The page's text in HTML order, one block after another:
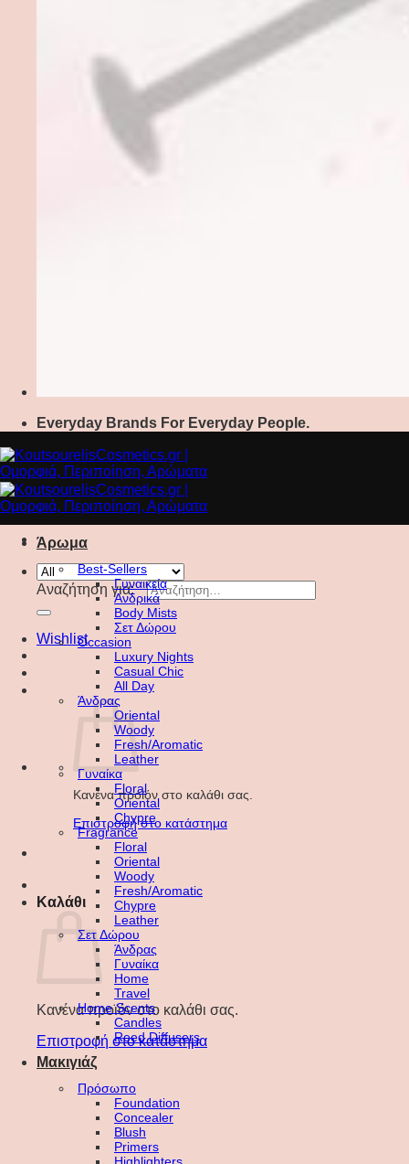
Everyday Brands For Everyday People.
Αναζήτηση για:
Wishlist
Κανένα προϊόν στο καλάθι σας.
Επιστροφή στο κατάστημα
Καλάθι
Κανένα προϊόν στο καλάθι σας.
Επιστροφή στο κατάστημα
Άρωμα
Best-Sellers
Γυναικεία
Ανδρικά
Body Mists
Σετ Δώρου
Occasion
Luxury Nights
Casual Chic
All Day
Άνδρας
Oriental
Woody
Fresh/Aromatic
Leather
Γυναίκα
Floral
Oriental
Chypre
Fragrance
Floral
Oriental
Woody
Fresh/Aromatic
Chypre
Leather
Σετ Δώρου
Άνδρας
Γυναίκα
Home
Travel
Home Scents
Candles
Reed Diffusers
Μακιγιάζ
Πρόσωπο
Foundation
Concealer
Blush
Primers